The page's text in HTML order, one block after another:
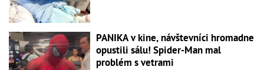
PANIKA v kine, návštevníci hromadne
opustili sálu! Spider-Man mal
problém s vetrami